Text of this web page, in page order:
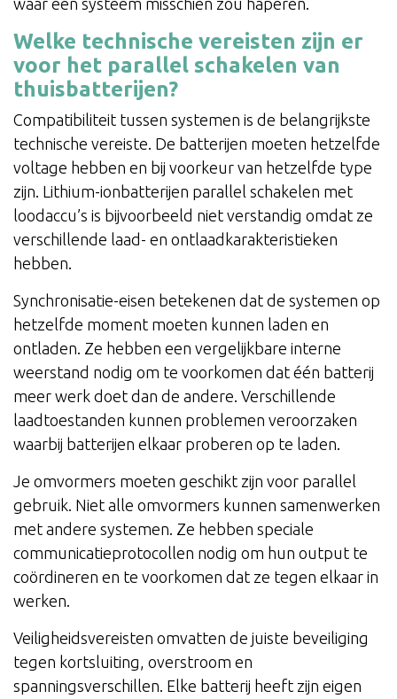
waar één systeem misschien zou haperen.
Welke technische vereisten zijn er
voor het parallel schakelen van
thuisbatterijen?
Compatibiliteit tussen systemen is de belangrijkste
technische vereiste. De batterijen moeten hetzelfde
voltage hebben en bij voorkeur van hetzelfde type
zijn. Lithium-ionbatterijen parallel schakelen met
loodaccu’s is bijvoorbeeld niet verstandig omdat ze
verschillende laad- en ontlaadkarakteristieken
hebben.
Synchronisatie-eisen betekenen dat de systemen op
hetzelfde moment moeten kunnen laden en
ontladen. Ze hebben een vergelijkbare interne
weerstand nodig om te voorkomen dat één batterij
meer werk doet dan de andere. Verschillende
laadtoestanden kunnen problemen veroorzaken
waarbij batterijen elkaar proberen op te laden.
Je omvormers moeten geschikt zijn voor parallel
gebruik. Niet alle omvormers kunnen samenwerken
met andere systemen. Ze hebben speciale
communicatieprotocollen nodig om hun output te
coördineren en te voorkomen dat ze tegen elkaar in
werken.
Veiligheidsvereisten omvatten de juiste beveiliging
tegen kortsluiting, overstroom en
spanningsverschillen. Elke batterij heeft zijn eigen